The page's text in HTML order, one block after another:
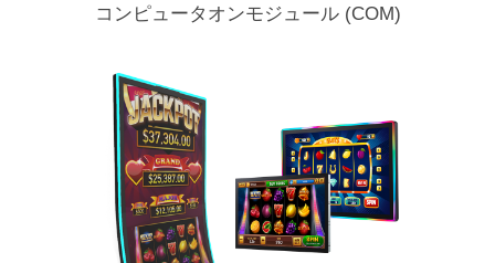
コンピュータオンモジュール (COM)